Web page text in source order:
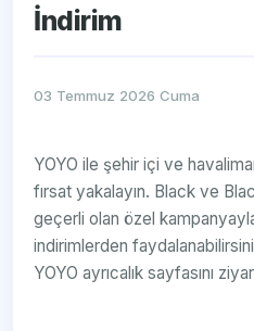
İndirim
03 Temmuz 2026 Cuma
YOYO ile şehir içi ve
fırsat yakalayın. Black ve
geçerli olan özel
indirimlerden
YOYO ayrıcalık sayfasını